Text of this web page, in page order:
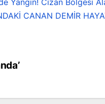
Yangın! Cizan Bölgesi
CANAN DEMİR